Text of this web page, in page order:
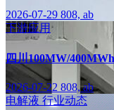
2026-07-29 808, ab
下游应用
四川100MW/
2026-07-22 808, ab
电解液 行业动态